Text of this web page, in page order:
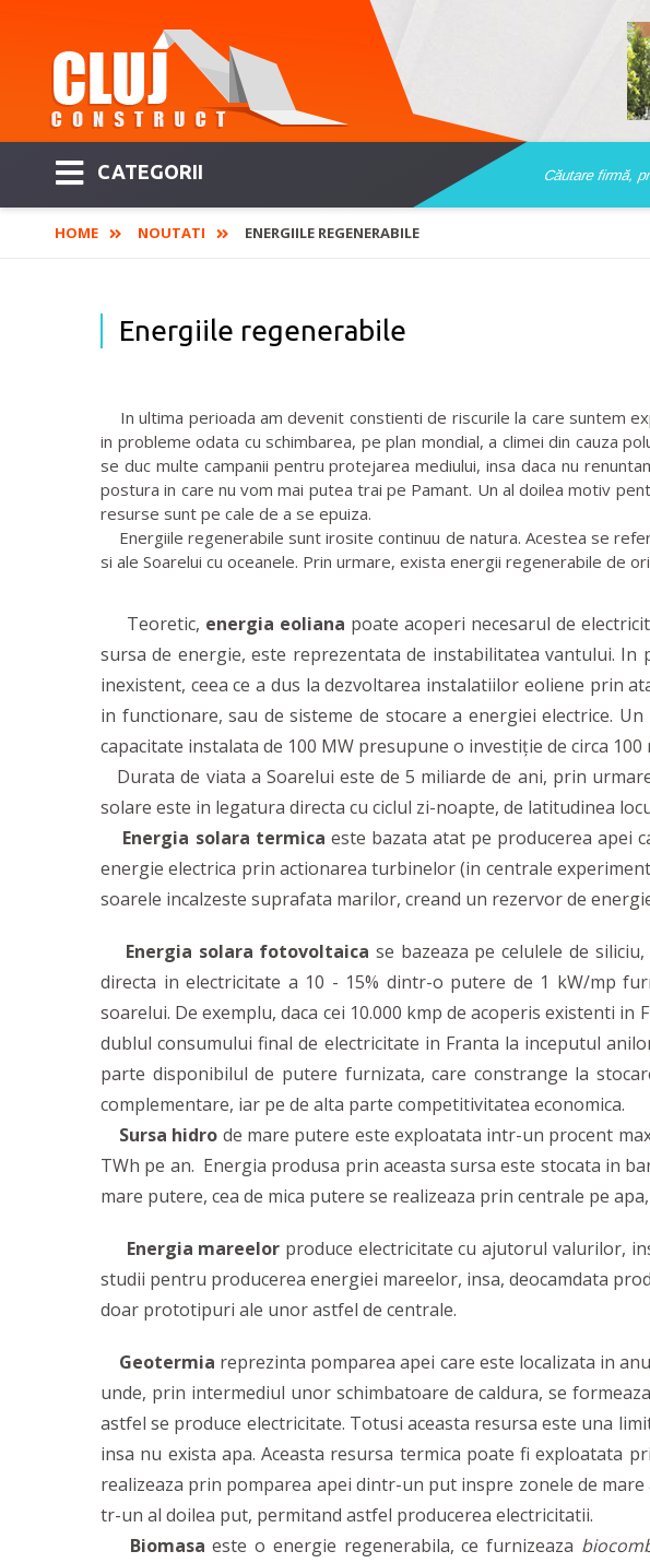
CATEGORII
HOME NOUTATI ENERGIILE REGENERABILE
Energiile regenerabile
In ultima perioada am devenit constienti de riscurile la care suntem
in probleme odata cu schimbarea, pe plan mondial, a climei din cauza
se duc multe campanii pentru protejarea mediului, insa daca nu
postura in care nu vom mai putea trai pe Pamant. Un al doilea motiv
resurse sunt pe cale de a se epuiza.
Energiile regenerabile sunt irosite continuu de natura. Acestea se
si ale Soarelui cu oceanele. Prin urmare, exista energii regenerabile de
Teoretic, energia eoliana poate acoperi necesarul de
sursa de energie, este reprezentata de instabilitatea vantului.
inexistent, ceea ce a dus la dezvoltarea instalatiilor eoliene prin
in functionare, sau de sisteme de stocare a energiei electrice.
capacitate instalata de 100 MW presupune o investiţie de circa
Durata de viata a Soarelui este de 5 miliarde de ani, prin
solare este in legatura directa cu ciclul zi-noapte, de latitudinea
Energia solara termica este bazata atat pe producerea apei
energie electrica prin actionarea turbinelor (in centrale
soarele incalzeste suprafata marilor, creand un rezervor de
Energia solara fotovoltaica se bazeaza pe celulele de
directa in electricitate a 10 - 15% dintr-o putere de 1 kW/mp
soarelui. De exemplu, daca cei 10.000 kmp de acoperis existenti
dublul consumului final de electricitate in Franta la inceputul
parte disponibilul de putere furnizata, care constrange la
complementare, iar pe de alta parte competitivitatea economica.
Sursa hidro de mare putere este exploatata intr-un procent
TWh pe an. Energia produsa prin aceasta sursa este stocata in
mare putere, cea de mica putere se realizeaza prin centrale pe
Energia mareelor produce electricitate cu ajutorul valurilor,
studii pentru producerea energiei mareelor, insa, deocamdata
doar prototipuri ale unor astfel de centrale.
Geotermia reprezinta pomparea apei care este localizata in
unde, prin intermediul unor schimbatoare de caldura, se
astfel se produce electricitate. Totusi aceasta resursa este una
insa nu exista apa. Aceasta resursa termica poate fi exploatata
realizeaza prin pomparea apei dintr-un put inspre zonele de
tr-un al doilea put, permitand astfel producerea electricitatii.
Biomasa este o energie regenerabila, ce furnizeaza